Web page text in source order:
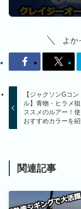
よか
【ジャクソンGコ
ル】青物・ヒラメ
ススメのルアー！
おすすめカラーを紹
関連記事